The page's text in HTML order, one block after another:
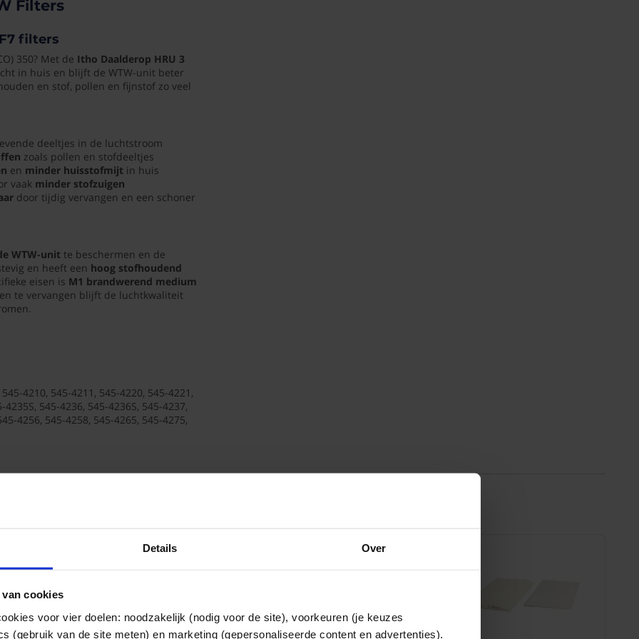
Details Over
cookies
voor vier doelen: noodzakelijk (nodig voor de site), voorkeuren (je keuzes
(gebruik van de site meten) en marketing (gepersonaliseerde content en advertenties).
Filters
filters
350? Met de Itho Daalderop HRU 3
in huis en blijft de WTW-unit beter
en stof, pollen en fijnstof zo veel
deeltjes in de luchtstroom
zoals pollen en stofdeeltjes
en minder huisstofmijt in huis
vaak minder stofzuigen
door tijdig vervangen en een schoner
WTW-unit te beschermen en de
en heeft een hoog stofhoudend
eisen is M1 brandwerend medium
te vervangen blijft de luchtkwaliteit
4210, 545-4211, 545-4220, 545-4221,
545-4236, 545-4236S, 545-4237,
4256, 545-4258, 545-4265, 545-4275,
anders